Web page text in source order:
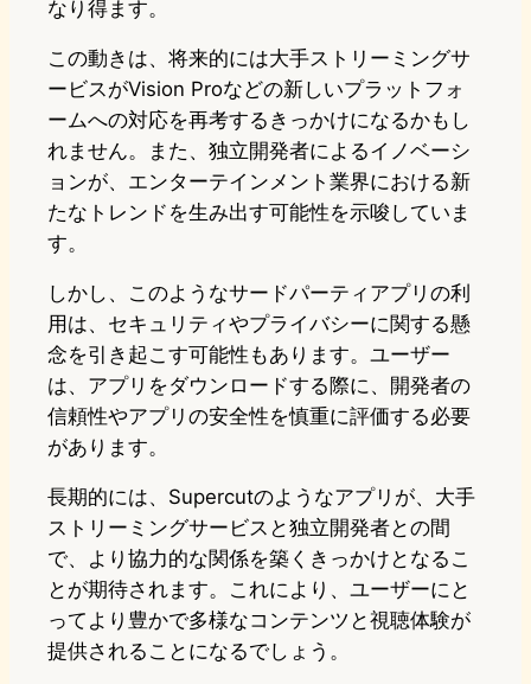
なり得ます。
この動きは、将来的には大手ストリーミングサ
ービスがVision Proなどの新しいプラットフォ
ームへの対応を再考するきっかけになるかもし
れません。また、独立開発者によるイノベーシ
ョンが、エンターテインメント業界における新
たなトレンドを生み出す可能性を示唆していま
す。
しかし、このようなサードパーティアプリの利
用は、セキュリティやプライバシーに関する懸
念を引き起こす可能性もあります。ユーザー
は、アプリをダウンロードする際に、開発者の
信頼性やアプリの安全性を慎重に評価する必要
があります。
長期的には、Supercutのようなアプリが、大手
ストリーミングサービスと独立開発者との間
で、より協力的な関係を築くきっかけとなるこ
とが期待されます。これにより、ユーザーにと
ってより豊かで多様なコンテンツと視聴体験が
提供されることになるでしょう。